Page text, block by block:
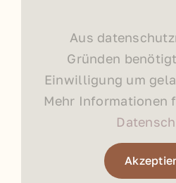
Aus
Gründen
Einwilligung um
Mehr Informationen